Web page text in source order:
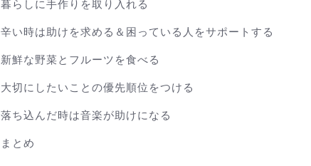
暮らしに手作りを取り入れる
辛い時は助けを求める＆困っている人をサポートする
新鮮な野菜とフルーツを食べる
大切にしたいことの優先順位をつける
落ち込んだ時は音楽が助けになる
まとめ